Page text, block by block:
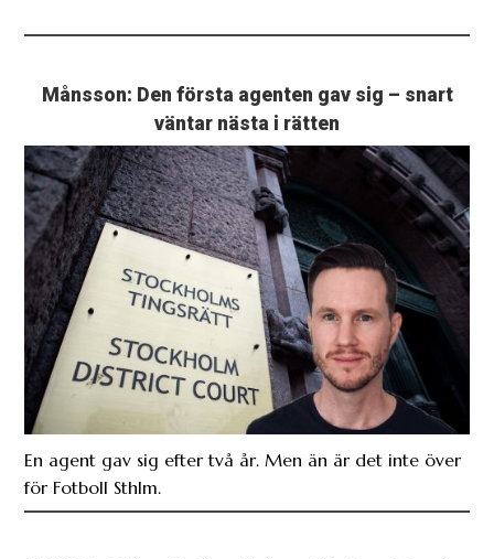
Månsson: Den första agenten gav sig – snart
väntar nästa i rätten
En agent gav sig efter två år. Men än är det inte över
för Fotboll Sthlm.